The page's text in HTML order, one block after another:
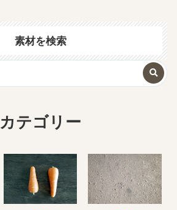
素材を検索
カテゴリー